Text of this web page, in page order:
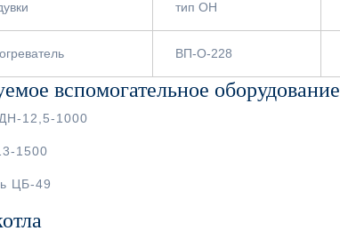
тип ОН
ВП-О-228
вспомогательное оборудование
12,5-1000
1500
ЦБ-49